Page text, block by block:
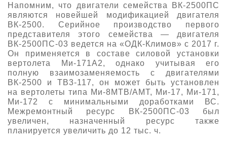
Контакты
Прилет на выставку
Основные требования МВЦ «Крокус Экспо»
Схема проезда
Правила доступа и пребывания Крокус Экспо
Аккредитация прессы
Условия инфопартнёрства
Положение об аккредитации
Публикации о выставке
Пресс-релизы
Архив
Напомним, что двигатели семейства ВК-2500ПС
являются новейшей модификацией двигателя
ВК-2500. Серийное производство первого
представителя этого семейства — двигателя
ВК-2500ПС-03 ведется на «ОДК-Климов» с 2017 г.
Он применяется в составе силовой установки
вертолета Ми-171А2, однако учитывая его
полную взаимозаменяемость с двигателями
ВК-2500 и ТВ3-117, он может быть установлен
на вертолеты типа Ми-8МТВ/АМТ, Ми-17, Ми-171,
Ми-172 с минимальными доработками ВС.
Межремонтный ресурс ВК-2500ПС-03 был
увеличен, назначенный ресурс также
планируется увеличить до 12 тыс. ч.